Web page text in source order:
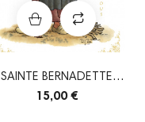
SAINTE BERNADETTE
SOUBIROUS
15,00 €